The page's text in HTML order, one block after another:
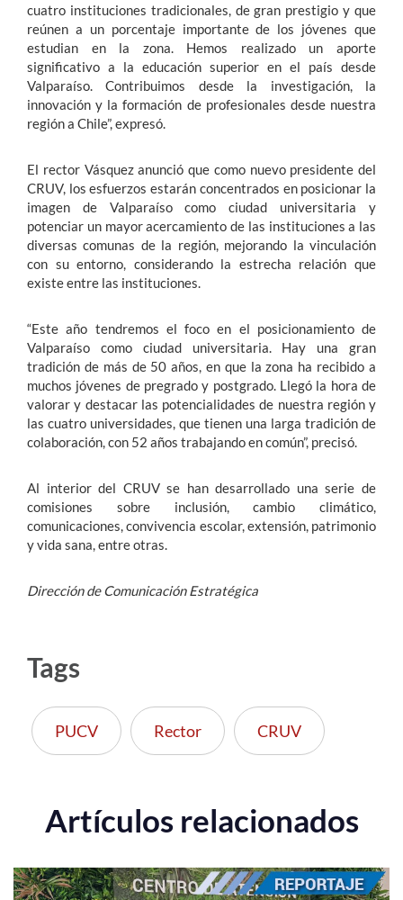
cuatro instituciones tradicionales, de gran prestigio y que
reúnen a un porcentaje importante de los jóvenes que
estudian en la zona. Hemos realizado un aporte
significativo a la educación superior en el país desde
Valparaíso. Contribuimos desde la investigación, la
innovación y la formación de profesionales desde nuestra
región a Chile”, expresó.
El rector Vásquez anunció que como nuevo presidente del
CRUV, los esfuerzos estarán concentrados en posicionar la
imagen de Valparaíso como ciudad universitaria y
potenciar un mayor acercamiento de las instituciones a las
diversas comunas de la región, mejorando la vinculación
con su entorno, considerando la estrecha relación que
existe entre las instituciones.
“Este año tendremos el foco en el posicionamiento de
Valparaíso como ciudad universitaria. Hay una gran
tradición de más de 50 años, en que la zona ha recibido a
muchos jóvenes de pregrado y postgrado. Llegó la hora de
valorar y destacar las potencialidades de nuestra región y
las cuatro universidades, que tienen una larga tradición de
colaboración, con 52 años trabajando en común”, precisó.
Al interior del CRUV se han desarrollado una serie de
comisiones sobre inclusión, cambio climático,
comunicaciones, convivencia escolar, extensión, patrimonio
y vida sana, entre otras.
Dirección de Comunicación Estratégica
Tags
PUCV Rector CRUV
Artículos relacionados